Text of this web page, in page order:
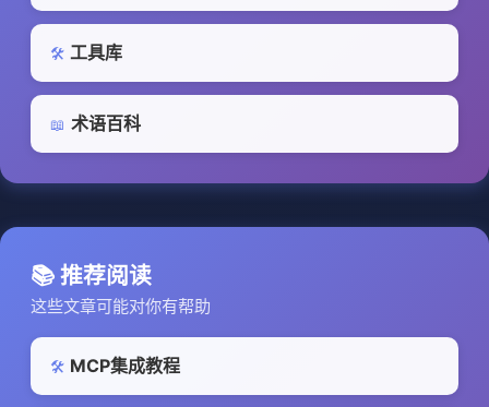
🛠️ 工具库
📖 术语百科
📚 推荐阅读
这些文章可能对你有帮助
🛠️ MCP集成教程